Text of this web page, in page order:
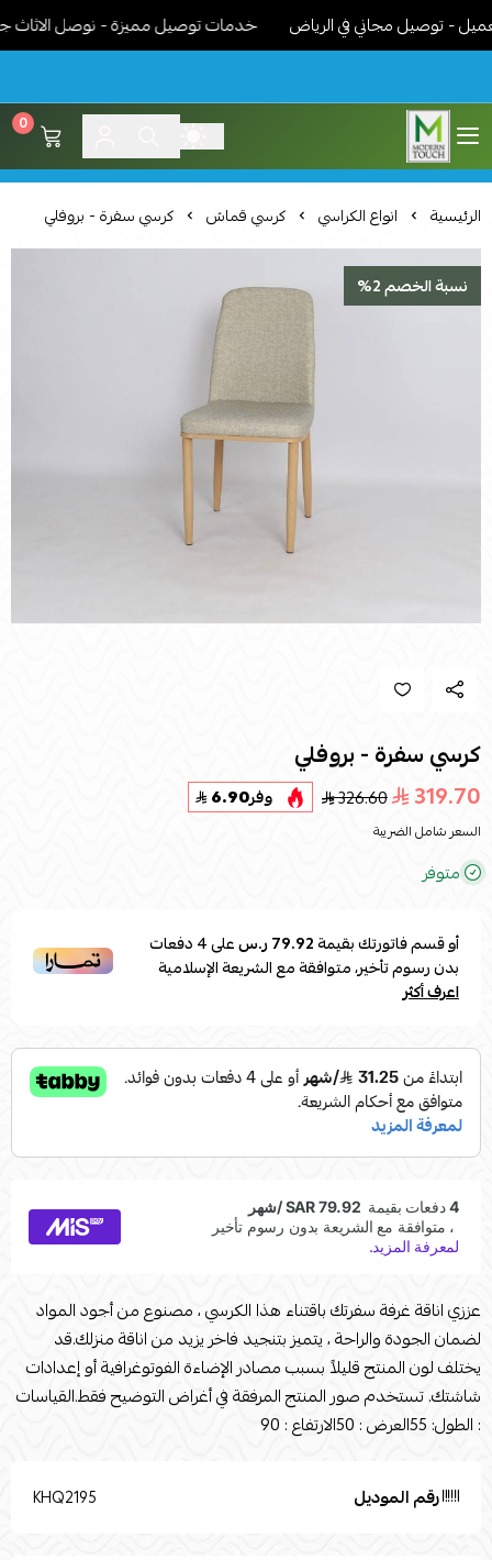
توصيل مجاني في الرياض خدمات توصيل مميزة - نوصل الاثاث
اثاث مودرن لمسة عصرية
0
الرئيسية انواع الكراسي كرسي قماش كرسي سفرة - بروفلي
نسبة الخصم 2%
كرسي سفرة - بروفلي
319.70
326.60 وفر6.90
السعر شامل الضريبة
متوفر
أو قسم فاتورتك بقيمة79.92 ر.س على4دفعات
بدون رسوم تأخير، متوافقة مع الشريعة الإسلامية
اعرف أكثر
عززي اناقة غرفة سفرتك باقتناء هذا الكرسي ، مصنوع من أجود المواد
لضمان الجودة والراحة ، يتميز بتنجيد فاخر يزيد من اناقة منزلك.قد
يختلف لون المنتج قليلاً بسبب مصادر الإضاءة الفوتوغرافية أو إعدادات
شاشتك. تستخدم صور المنتج المرفقة في أغراض التوضيح فقط.القياسات
: الطول: 55العرض : 50الارتفاع : 90
رقم الموديل KHQ2195